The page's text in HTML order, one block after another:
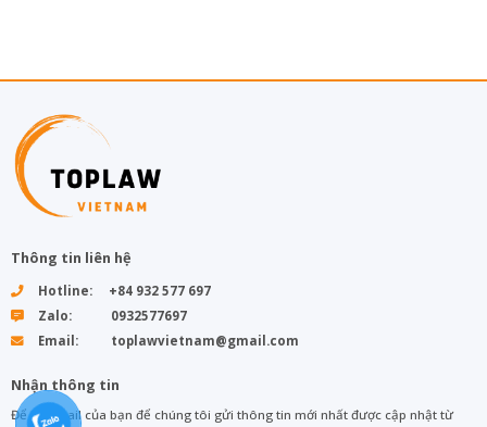
Thông tin liên hệ
Hotline: +84 932 577 697
Zalo: 0932577697
Email: toplawvietnam@gmail.com
Nhận thông tin
Để lại email của bạn để chúng tôi gửi thông tin mới nhất được cập nhật từ